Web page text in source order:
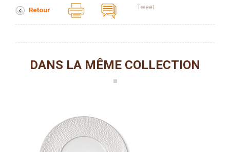
Retour Tweet
DANS LA MÊME COLLECTION